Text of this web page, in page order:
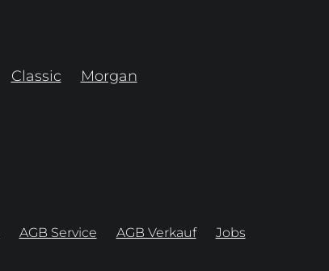
Classic Morgan
AGB Service AGB Verkauf Jobs